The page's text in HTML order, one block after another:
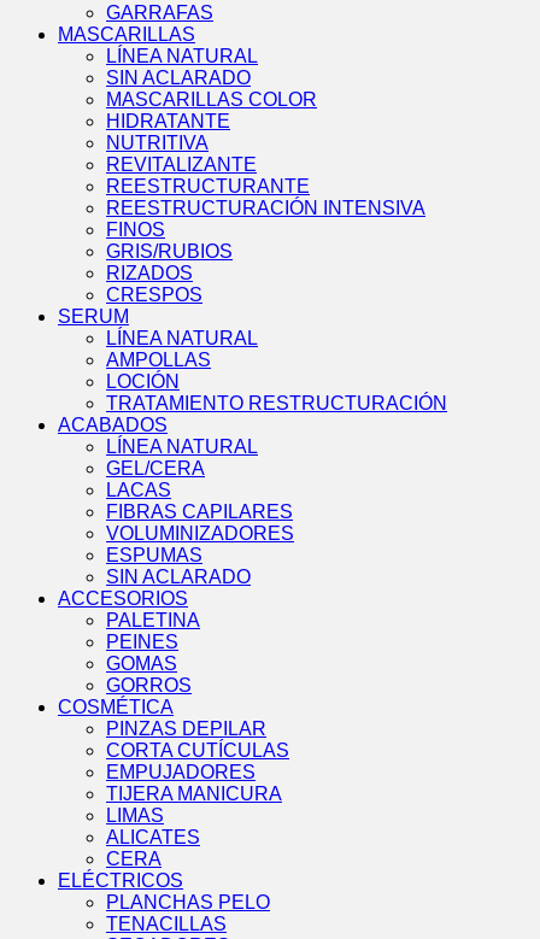
GARRAFAS
MASCARILLAS
LÍNEA NATURAL
SIN ACLARADO
MASCARILLAS COLOR
HIDRATANTE
NUTRITIVA
REVITALIZANTE
REESTRUCTURANTE
REESTRUCTURACIÓN INTENSIVA
FINOS
GRIS/RUBIOS
RIZADOS
CRESPOS
SERUM
LÍNEA NATURAL
AMPOLLAS
LOCIÓN
TRATAMIENTO RESTRUCTURACIÓN
ACABADOS
LÍNEA NATURAL
GEL/CERA
LACAS
FIBRAS CAPILARES
VOLUMINIZADORES
ESPUMAS
SIN ACLARADO
ACCESORIOS
PALETINA
PEINES
GOMAS
GORROS
COSMÉTICA
PINZAS DEPILAR
CORTA CUTÍCULAS
EMPUJADORES
TIJERA MANICURA
LIMAS
ALICATES
CERA
ELÉCTRICOS
PLANCHAS PELO
TENACILLAS